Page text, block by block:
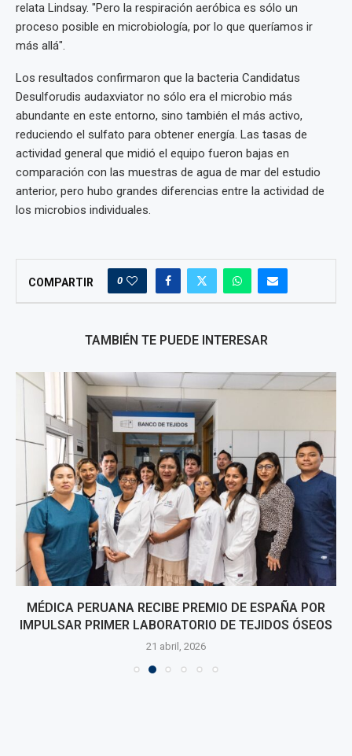
relata Lindsay. "Pero la respiración aeróbica es sólo un
proceso posible en microbiología, por lo que queríamos ir
más allá".
Los resultados confirmaron que la bacteria Candidatus
Desulforudis audaxviator no sólo era el microbio más
abundante en este entorno, sino también el más activo,
reduciendo el sulfato para obtener energía. Las tasas de
actividad general que midió el equipo fueron bajas en
comparación con las muestras de agua de mar del estudio
anterior, pero hubo grandes diferencias entre la actividad de
los microbios individuales.
COMPARTIR 0
TAMBIÉN TE PUEDE INTERESAR
MÉDICA PERUANA RECIBE PREMIO DE ESPAÑA POR
IMPULSAR PRIMER LABORATORIO DE TEJIDOS ÓSEOS
21 abril, 2026